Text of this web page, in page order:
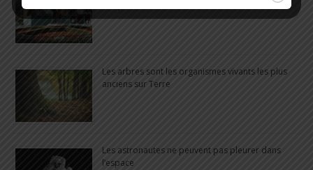
Les arbres sont les organismes vivants les plus
anciens sur Terre
Les astronautes ne peuvent pas pleurer dans
l’espace